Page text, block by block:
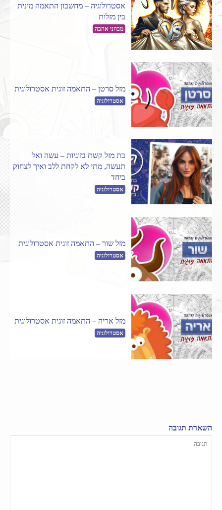
אסטרולוגיה – מחשבון התאמה מינית
בין מזלות
מבחני אהבה
מזל סרטן – התאמה זוגית אסטרולוגית
אסטרולוגיה
בת מזל קשת בזוגיות – עשה ואל
תעשה, מתי לא לקחת ללב ואיך לצחוק
ביחד
אסטרולוגיה
מזל שור – התאמה זוגית אסטרולוגית
אסטרולוגיה
מזל אריה – התאמה זוגית אסטרולוגית
אסטרולוגיה
השארת תגובה